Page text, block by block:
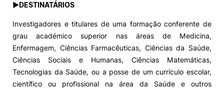
►DESTINATÁRIOS
Investigadores e titulares de uma formação conferente de
grau académico superior nas áreas de Medicina,
Enfermagem, Ciências Farmacêuticas, Ciências da Saúde,
Ciências Sociais e Humanas, Ciências Matemáticas,
Tecnologias da Saúde, ou a posse de um currículo escolar,
científico ou profissional na área da Saúde e outros